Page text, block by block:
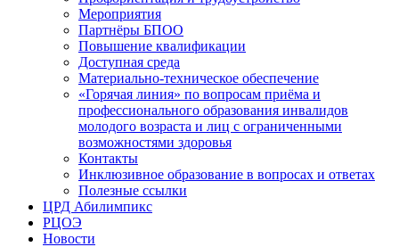
Мероприятия
Партнёры БПОО
Повышение квалификации
Доступная среда
Материально-техническое обеспечение
«Горячая линия» по вопросам приёма и
профессионального образования инвалидов
молодого возраста и лиц с ограниченными
возможностями здоровья
Контакты
Инклюзивное образование в вопросах и ответах
Полезные ссылки
ЦРД Абилимпикс
РЦОЭ
Новости